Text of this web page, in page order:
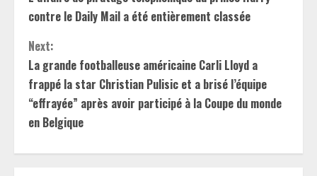
o
n
t
i
n
u
contre le Daily Mail a été entièrement classée
Next:
La grande footballeuse américaine Carli Lloyd a
frappé la star Christian Pulisic et a brisé l’équipe
“effrayée” après avoir participé à la Coupe du monde
en Belgique